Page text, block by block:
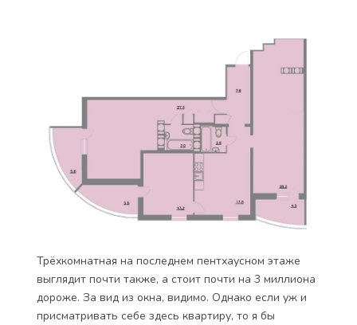
Трёхкомнатная на последнем пентхаусном этаже
выглядит почти также, а стоит почти на 3 миллиона
дороже. За вид из окна, видимо. Однако если уж и
присматривать себе здесь квартиру, то я бы